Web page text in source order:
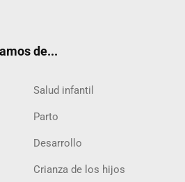
de...
Salud infantil
Parto
Desarrollo
Crianza de los hijos